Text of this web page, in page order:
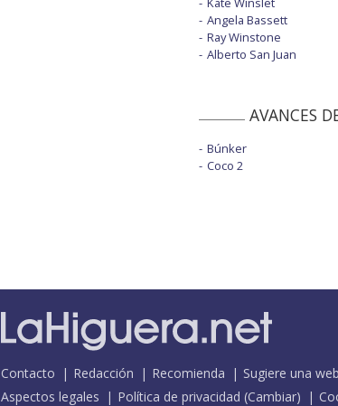
Angela Bassett
Ray Winstone
Alberto San Juan
AVANCES
Búnker
Coco 2
Contacto Redacción Recomienda
Sugiere una web
Aspectos legales
Política de privacidad (Cambiar)